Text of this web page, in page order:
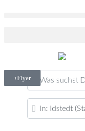
Flyer
PLZ oder Ort